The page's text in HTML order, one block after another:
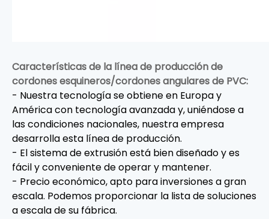
Características de la línea de producción de
cordones esquineros/cordones angulares de PVC:
- Nuestra tecnología se obtiene en Europa y
América con tecnología avanzada y, uniéndose a
las condiciones nacionales, nuestra empresa
desarrolla esta línea de producción.
- El sistema de extrusión está bien diseñado y es
fácil y conveniente de operar y mantener.
- Precio económico, apto para inversiones a gran
escala. Podemos proporcionar la lista de soluciones
a escala de su fábrica.